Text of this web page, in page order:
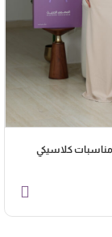
كلاسيكي